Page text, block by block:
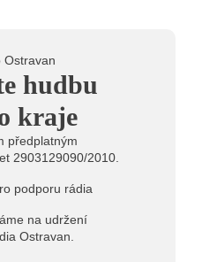
Divadla loutek Ostrava v
a sousedských setkání
hudbu
kraje
předplatným
2903129090/2010.
na udržení
Ostravan.